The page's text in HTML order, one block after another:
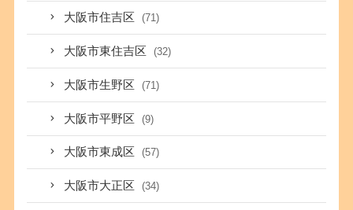
大阪市住吉区 (71)
大阪市東住吉区 (32)
大阪市生野区 (71)
大阪市平野区 (9)
大阪市東成区 (57)
大阪市大正区 (34)